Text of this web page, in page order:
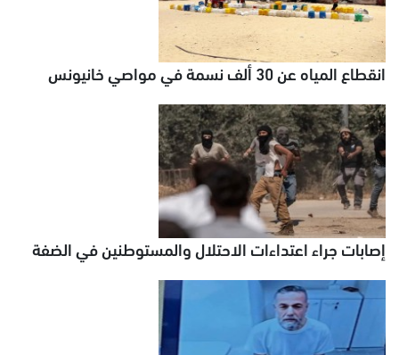
انقطاع المياه عن 30 ألف نسمة في مواصي خانيونس
إصابات جراء اعتداءات الاحتلال والمستوطنين في الضفة